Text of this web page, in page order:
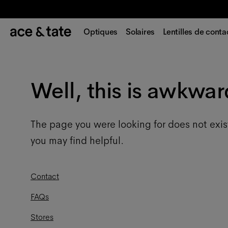
Optiques Solaires Lentilles de
Well, this is
The page you were looking for does not
you may find helpful.
Contact
FAQs
Stores